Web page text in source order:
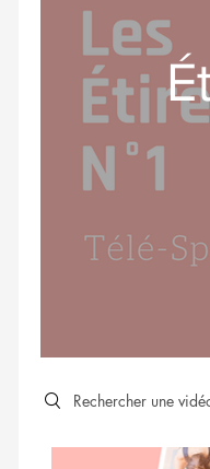
Search videos